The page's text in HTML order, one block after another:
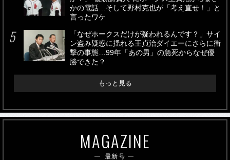
かの電話…そして野村克也が「考え直せ！」と
言ったワケ
「なぜホークスだけが疑われるんです？」サイ
ン盗み疑惑に揺れる王貞治ダイエーにさらに衝
撃の事態…99年「あの男」の急死からなぜ優
勝できた？
もっと見る
MAGAZINE
最新号